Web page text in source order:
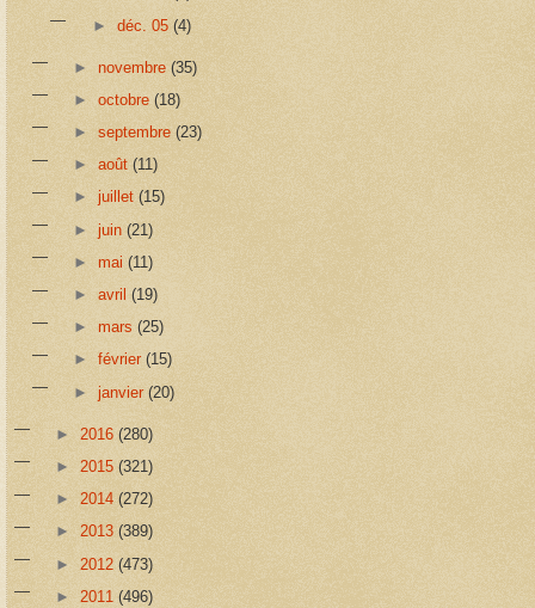
► déc. 05 (4)
►novembre(35)
►octobre(18)
►septembre(23)
►août(11)
► juillet(15)
►juin(21)
►mai(11)
►avril(19)
►mars(25)
►février(15)
►janvier(20)
► 2016 (280)
► 2015 (321)
► 2014 (272)
► 2013 (389)
► 2012 (473)
► 2011 (496)